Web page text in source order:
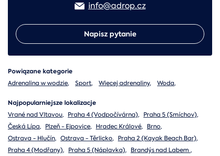
info@adrop.cz
Napisz pytanie
Powiązane kategorie
Adrenalina w wodzie, Sport, Więcej adrenaliny, Woda,
Najpopularniejsze lokalizacje
Vrané nad Vltavou, Praha 4 (Vodpočívárna), Praha 5 (Smíchov),
Česká Lípa, Plzeň - Ejpovice, Hradec Králové, Brno,
Ostrava - Hlučín, Ostrava - Těrlicko, Praha 2 (Kayak Beach Bar),
Praha 4 (Modřany), Praha 5 (Náplavka), Brandýs nad Labem ,